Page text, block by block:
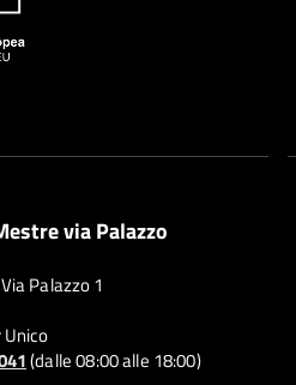
via Palazzo
Palazzo 1
Unico
(dalle 08:00 alle 18:00)